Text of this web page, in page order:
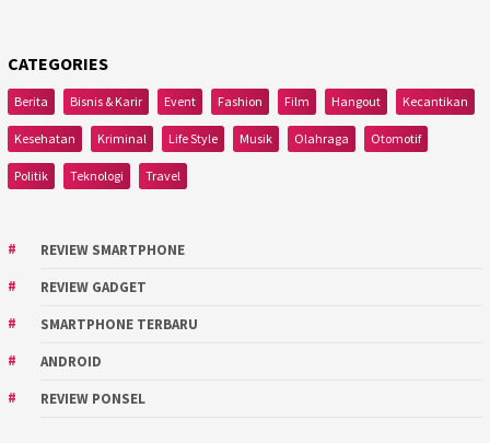
CATEGORIES
Berita Bisnis & Karir Event Fashion Film Hangout Kecantikan
Kesehatan Kriminal Life Style Musik Olahraga Otomotif
Politik Teknologi Travel
REVIEW SMARTPHONE
REVIEW GADGET
SMARTPHONE TERBARU
ANDROID
REVIEW PONSEL